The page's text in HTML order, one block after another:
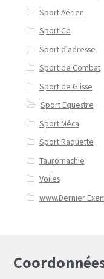
Sport Aérien
Sport Co
Sport d'adresse
Sport de Combat
Sport de Glisse
Sport Equestre
Sport Méca
Sport Raquette
Tauromachie
Voiles
www.Dernier